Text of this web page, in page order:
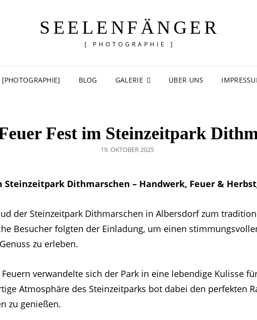
SEELENFÄNGER
[ PHOTOGRAPHIE ]
BLOG GALERIE ÜBER UNS
Fest im Steinzeitpark
POSTED
19. OKTOBER 2025
Steinzeitpark Dithmarschen – Handwerk, Feuer &
der Steinzeitpark Dithmarschen in Albersdorf zum
Besucher folgten der Einladung, um einen
zu erleben.
verwandelte sich der Park in eine lebendige Kulisse
Atmosphäre des Steinzeitparks bot dabei den perfekten
zu genießen.